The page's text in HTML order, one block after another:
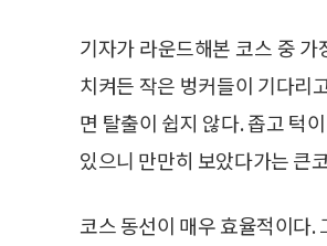
기자가 라운드해본 코스 중
치켜든 작은 벙커들이 기다리
면 탈출이 쉽지 않다. 좁고 턱
있으니 만만히 보았다가는 큰
코스 동선이 매우 효율적이다.